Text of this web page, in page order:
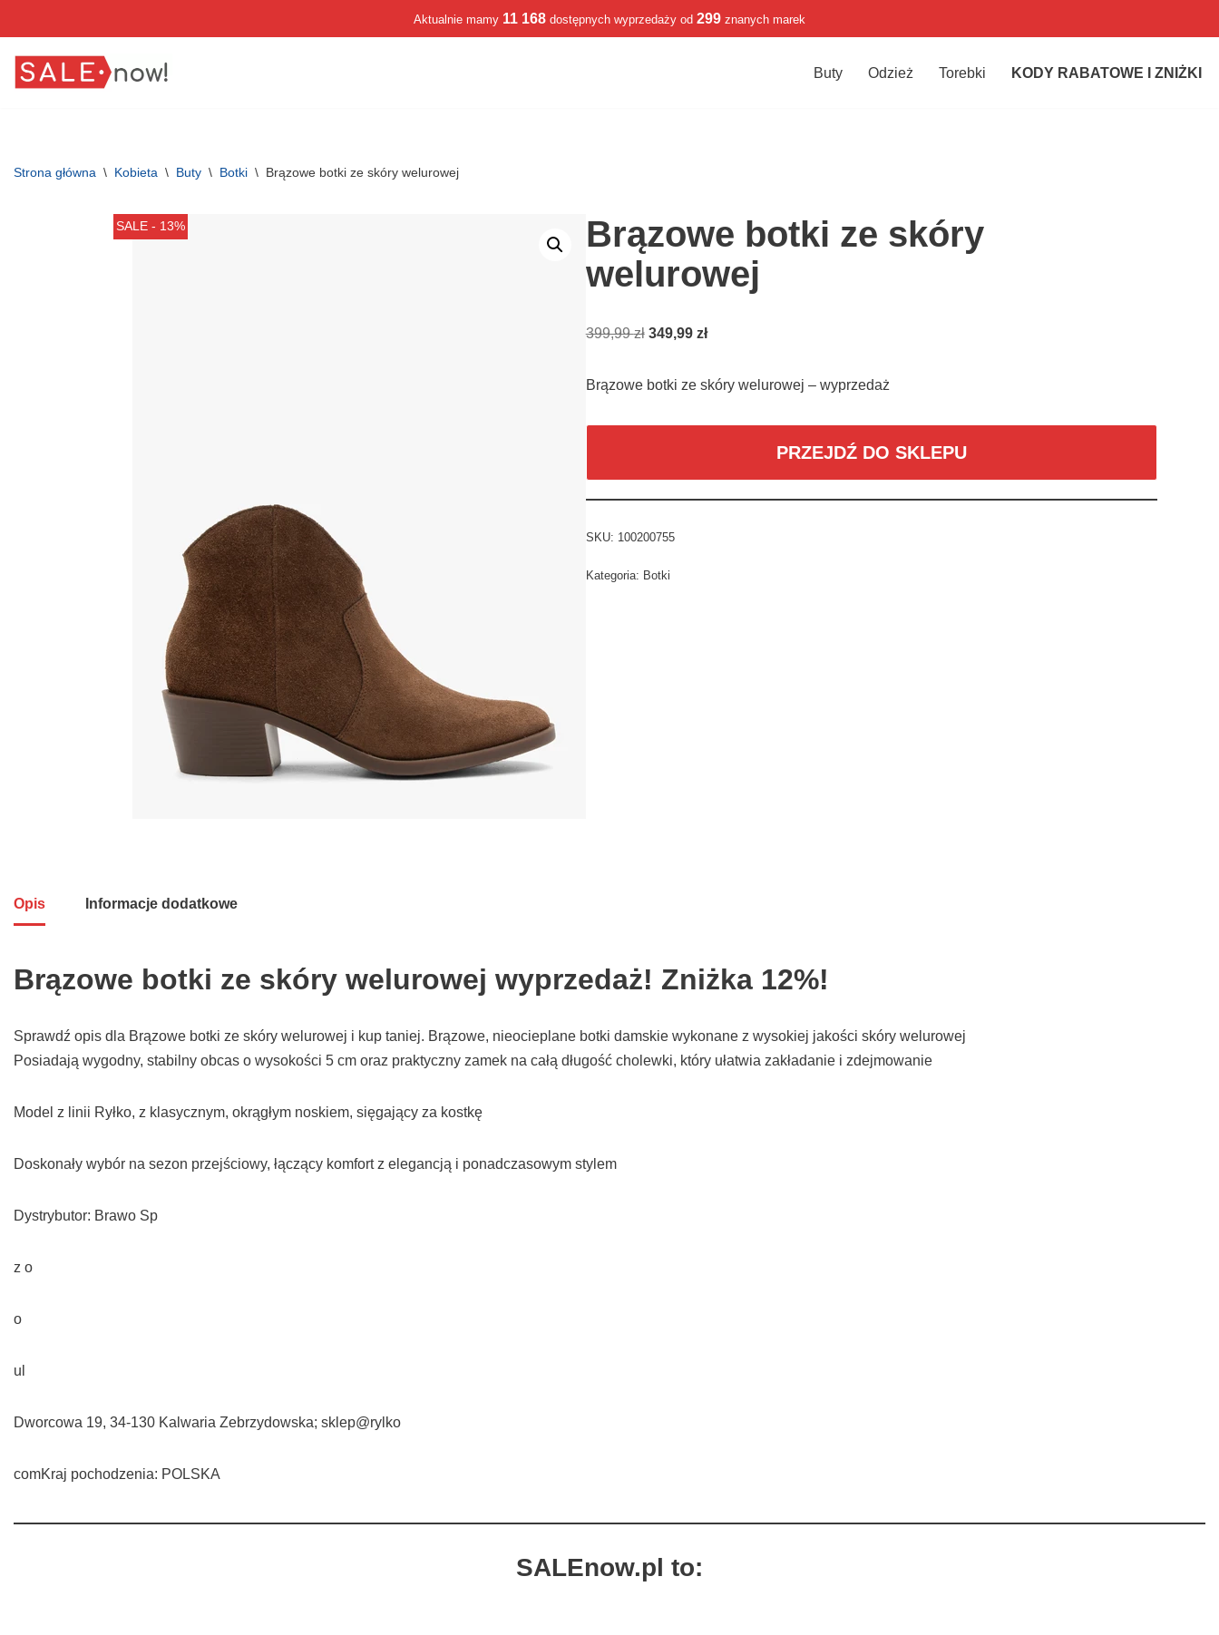
do
Aktualnie mamy 11 168 dostępnych wyprzedaży od 299 znanych marek
Buty Odzież Torebki KODY RABATOWE I ZNIŻKI
Strona główna \ Kobieta \ Buty \ Botki \ Brązowe botki ze skóry welurowej
SALE - 13%
Brązowe botki ze skóry
welurowej
399,99zł 349,99 zł
Brązowe botki ze skóry welurowej – wyprzedaż
PRZEJDŹ DO SKLEPU
SKU: 100200755
Kategoria: Botki
Opis Informacje dodatkowe
Brązowe botki ze skóry welurowej wyprzedaż! Zniżka 12%!
Sprawdź opis dla Brązowe botki ze skóry welurowej i kup taniej. Brązowe, nieocieplane botki damskie wykonane z wysokiej jakości skóry welurowej
Posiadają wygodny, stabilny obcas o wysokości 5 cm oraz praktyczny zamek na całą długość cholewki, który ułatwia zakładanie i zdejmowanie
Model z linii Ryłko, z klasycznym, okrągłym noskiem, sięgający za kostkę
Doskonały wybór na sezon przejściowy, łączący komfort z elegancją i ponadczasowym stylem
Dystrybutor: Brawo Sp
z o
o
ul
Dworcowa 19, 34-130 Kalwaria Zebrzydowska; sklep@rylko
comKraj pochodzenia: POLSKA
SALEnow.pl to: